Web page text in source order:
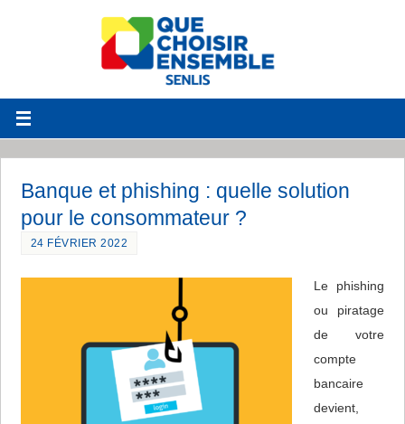
Banque et phishing : quelle solution
pour le consommateur ?
24 FÉVRIER 2022
Le phishing
ou piratage
de votre
compte
bancaire
devient,